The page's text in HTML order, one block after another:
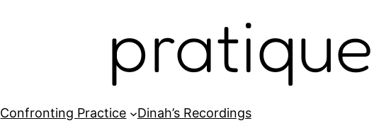
pratique
Confronting Practice Dinah’s Recordings